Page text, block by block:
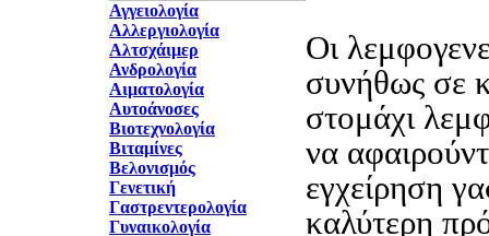
Αγγειολογία
Αλλεργιολογία
Αλτσχάιμερ
Ανδρολογία
Αιματολογία
Αυτοάνοσες
Βιοτεχνολογία
Βιταμίνες
Βελονισμός
Γενετική
Γαστρεντερολογία
Γυναικολογία
Οι
συνήθως σε
στομάχι
να
εγχείρηση
καλύτερη